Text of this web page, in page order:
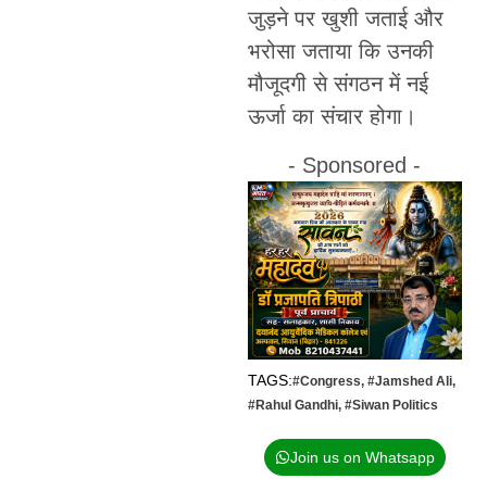
जुड़ने पर खुशी जताई और
भरोसा जताया कि उनकी
मौजूदगी से संगठन में नई
ऊर्जा का संचार होगा।
- Sponsored -
TAGS:#Congress, #Jamshed Ali,
#Rahul Gandhi, #Siwan Politics
Join us on Whatsapp